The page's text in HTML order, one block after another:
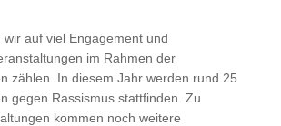
wir auf viel Engagement und
im Rahmen der
zählen. In diesem Jahr werden rund 25
gegen Rassismus stattfinden. Zu
kommen noch weitere